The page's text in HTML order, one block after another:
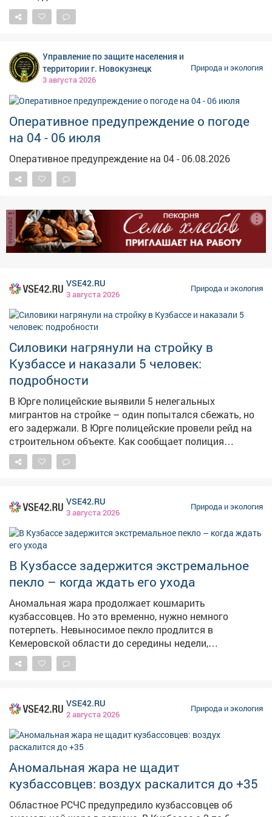
всё так же будет усиливаться при порывах до 22 м/с.
Дожди пойдут по всей области, при грозах будут
аномальная жара продлится в Кузбассе как раз до
четверга .
Управление по защите населения и
территории г. Новокузнецк
3 августа 2026
Природа и экология
Оперативное предупреждение о погоде
на 04 - 06 июля
Оперативное предупреждение на 04 - 06.08.2026
реклама
VSE42.RU
3 августа 2026
Природа и экология
Силовики нагрянули на стройку в
Кузбассе и наказали 5 человек:
подробности
В Юрге полицейские выявили 5 нелегальных
мигрантов на стройке – один попытался сбежать, но
его задержали. В Юрге полицейские провели рейд на
строительном объекте. Как сообщает полиция
Кузбасса, при проверке документов выяснилось, что 5
иностранцев работают нелегально. На них составили
попытался скрыться, но его задержали. За
неповиновение сотрудникам полиции ему также
выписали штраф – 2 тысячи рублей. Отмечается, что
решается вопрос о привлечении работодателя к
ответственности за незаконное привлечение
иностранцев к труду.
VSE42.RU
3 августа 2026
Природа и экология
В Кузбассе задержится экстремальное
пекло – когда ждать его ухода
Аномальная жара продолжает кошмарить
кузбассовцев. Но это временно, нужно немного
потерпеть. Невыносимое пекло продлится в
Кемеровской области до середины недели,
рассказали сайту VSE42.Ru в Кемеровском
гидрометцентре. – Аномально жарко будет до 6
Погоды", в Кемеровев понедельник днём воздух
раскалится до +31, в четверг дневные температуры
опустятся до +25, а в выходные до +22. Такие же
данные показывает Gismeteo. Кроме того, солнечная
погода должна смениться дождями. Ранее
сообщалось, что в августе будут температуры чуть
выше нормы .
VSE42.RU
2 августа 2026
Природа и экология
Аномальная жара не щадит
кузбассовцев: воздух раскалится до +35
Областное РСЧС предупредило кузбассовцев об